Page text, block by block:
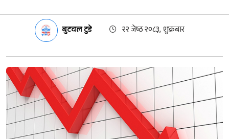
बुटवल टुडे २२ जेष्ठ २०८३, शुक्रबार